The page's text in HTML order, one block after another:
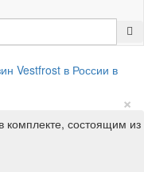
×
комплекте, состоящим